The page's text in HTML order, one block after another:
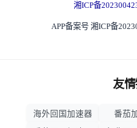
湘ICP备
APP备案号 湘ICP备
友
海外回国加速器 番茄